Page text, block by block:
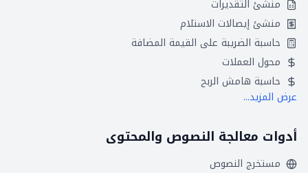
منشئ التقديرات
منشئ إيصالات الاستلام
حاسبة الضريبة على القيمة المضافة
محول العملات
حاسبة هامش الربح
عرض المزيد...
أدوات معالجة النصوص والمحتوى
مستخرج النصوص